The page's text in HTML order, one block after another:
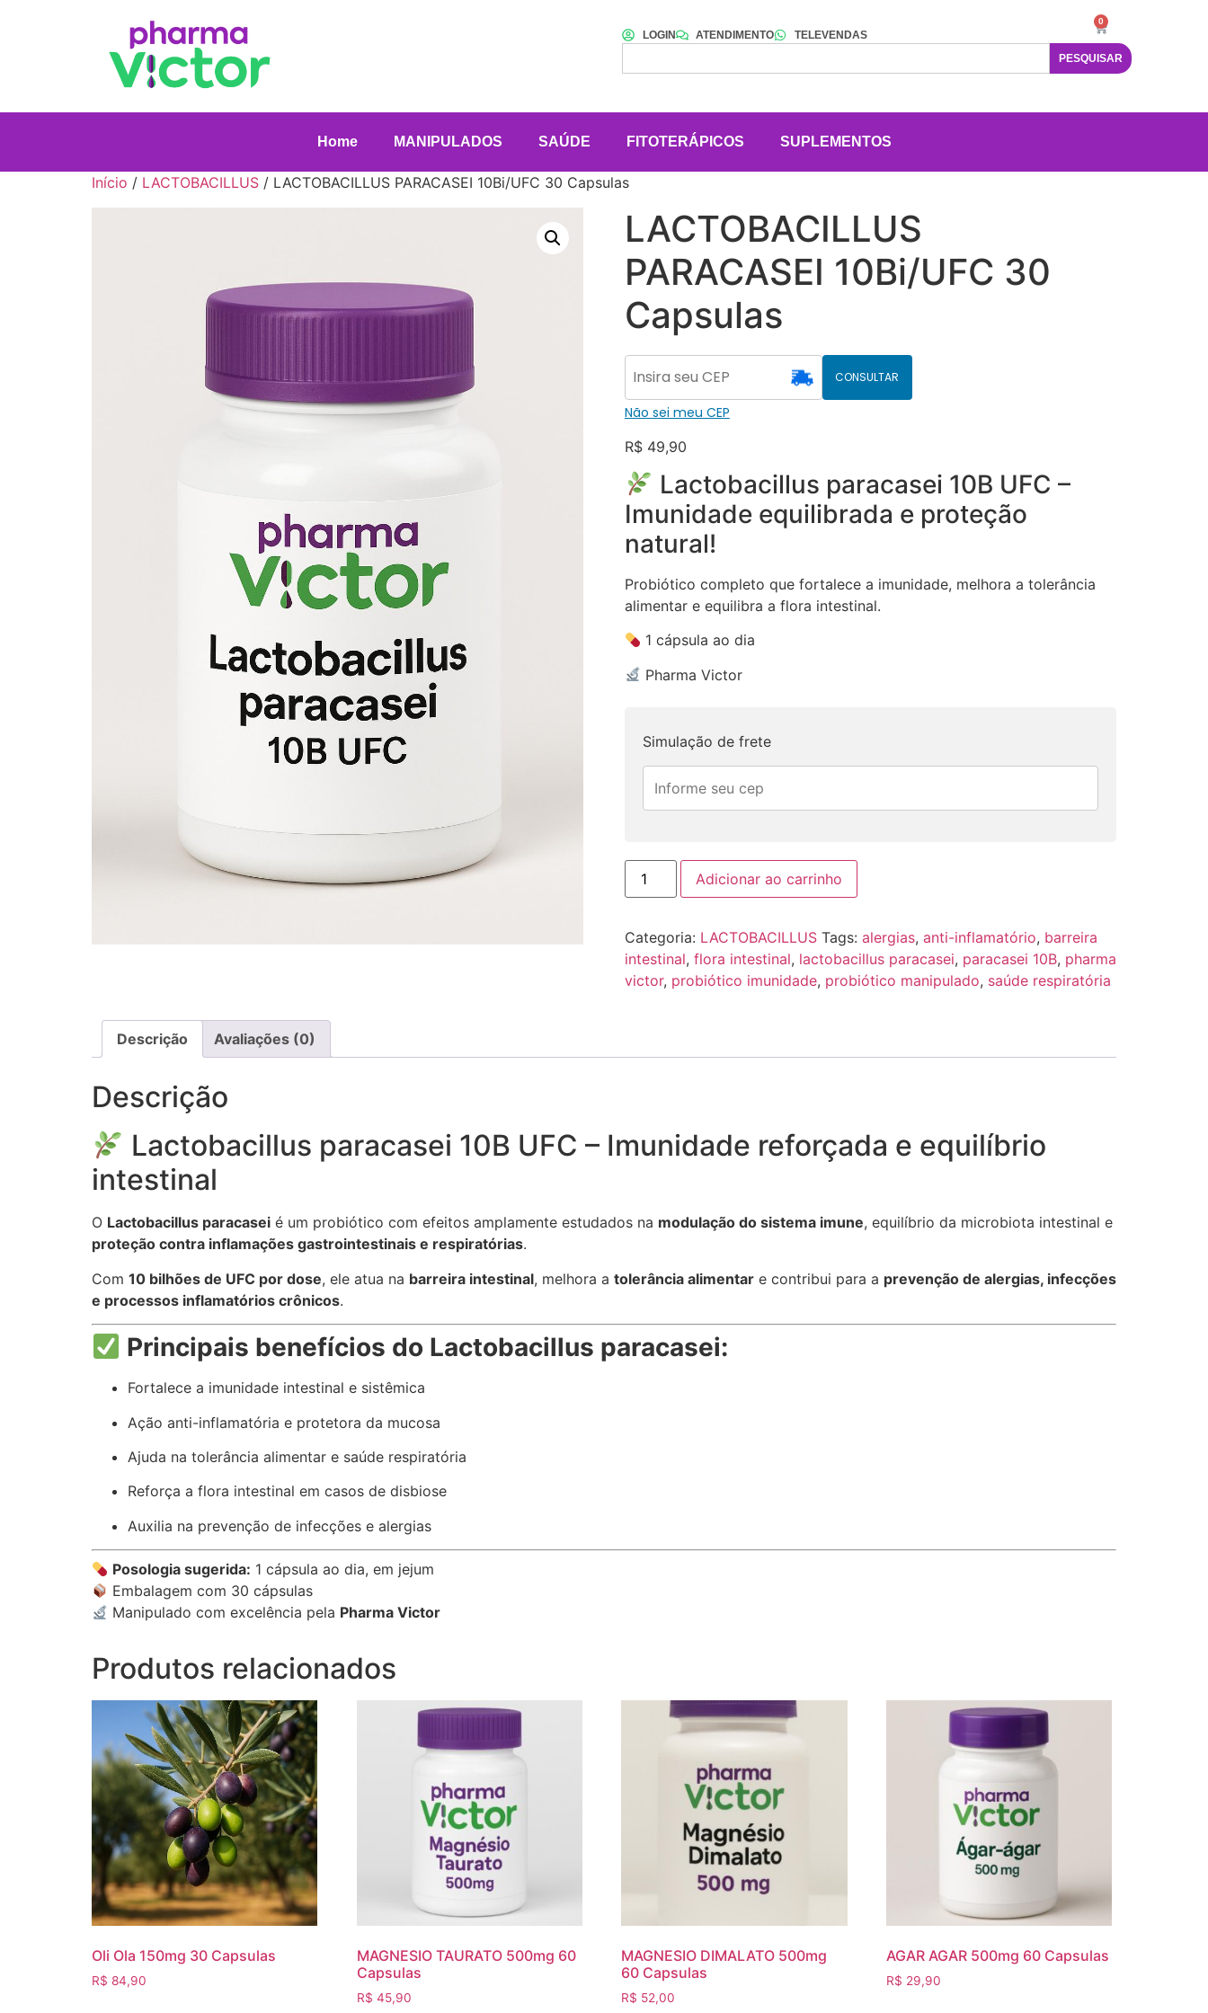
LOGIN ATENDIMENTO
TELEVENDAS
PESQUISAR
0
Home MANIPULADOS SAÚDE FITOTERÁPICOS SUPLEMENTOS
Início / LACTOBACILLUS / LACTOBACILLUS PARACASEI 10Bi/UFC 30 Capsulas
LACTOBACILLUS
PARACASEI 10Bi/UFC 30
Capsulas
CONSULTAR
Não sei meu CEP
R$49,90
Lactobacillus paracasei 10B UFC –
Imunidade equilibrada e proteção
natural!
Probiótico completo que fortalece a imunidade, melhora a tolerância
alimentar e equilibra a flora intestinal.
1 cápsula ao dia
Pharma Victor
Simulação de frete
Adicionar ao carrinho
Categoria: LACTOBACILLUS Tags: alergias, anti-inflamatório, barreira
intestinal, flora intestinal, lactobacillus paracasei, paracasei 10B, pharma
victor, probiótico imunidade, probiótico manipulado, saúde respiratória
Descrição Avaliações (0)
Descrição
Lactobacillus paracasei 10B UFC – Imunidade reforçada e equilíbrio
intestinal
O Lactobacillus paracasei é um probiótico com efeitos amplamente estudados na modulação do sistema imune, equilíbrio da microbiota intestinal e
proteção contra inflamações gastrointestinais e respiratórias.
Com 10 bilhões de UFC por dose, ele atua na barreira intestinal, melhora a tolerância alimentar e contribui para a prevenção de alergias, infecções
e processos inflamatórios crônicos.
Principais benefícios do Lactobacillus paracasei:
Fortalece a imunidade intestinal e sistêmica
Ação anti-inflamatória e protetora da mucosa
Ajuda na tolerância alimentar e saúde respiratória
Reforça a flora intestinal em casos de disbiose
Auxilia na prevenção de infecções e alergias
Posologia sugerida: 1 cápsula ao dia, em jejum
Embalagem com 30 cápsulas
Manipulado com excelência pela Pharma Victor
Produtos relacionados
Oli Ola 150mg 30 Capsulas
R$ 84,90
MAGNESIO TAURATO 500mg 60
Capsulas
R$ 45,90
MAGNESIO DIMALATO 500mg
60 Capsulas
R$ 52,00
AGAR AGAR 500mg 60 Capsulas
R$ 29,90